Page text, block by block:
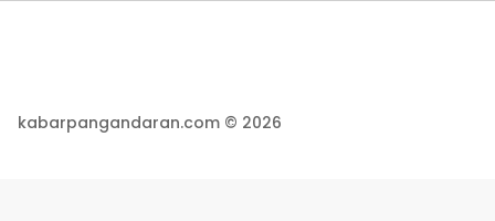
kabarpangandaran.com © 2026